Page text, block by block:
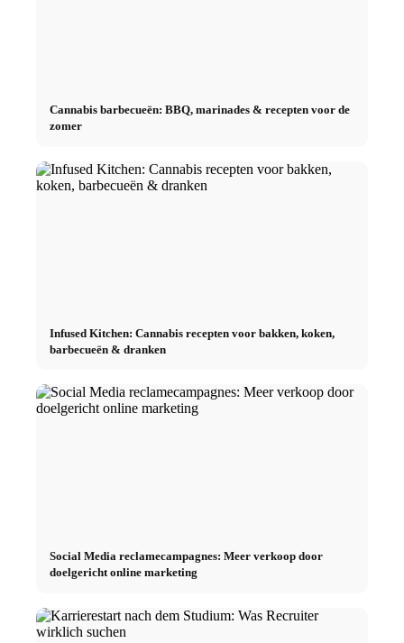
Cannabis barbecueën: BBQ, marinades & recepten voor de
zomer
Infused Kitchen: Cannabis recepten voor bakken, koken,
barbecueën & dranken
Social Media reclamecampagnes: Meer verkoop door
doelgericht online marketing